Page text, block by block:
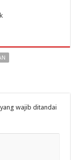
yang wajib ditandai